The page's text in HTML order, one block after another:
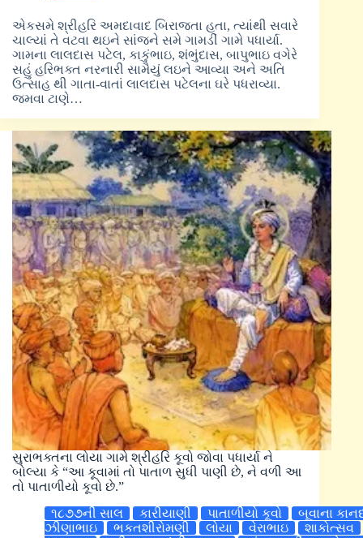
એકસમે શ્રીહરિ અમદાવાદ બિરાજતા હતા, ત્યાંથી સવારે
ચાલ્યાં તે વટવા થઇને સાંજને સમે ગામડીં ગામે પધાર્યા.
ગામના લાલદાસ પટેલ, કાકુંભાઇ, શંભુંદાસ, બાપુભાઇ વગેરે
સહું હરિભક્ત નરનારી સામૈયું લઇને આવ્યા અને અતિ
ઉત્સાહ થી ગાતા-વાતાં લાલદાસ પટેલના ઘરે પધરાવ્યા.
જમવા ટાણે…
સુરાભક્તના લોયા ગામે શ્રીહરિ કૂવો જોવા પધાર્યા ને
બોલ્યા કે “આ કૂવામાં તો પાતાળ સુધી પાણી છે, ને વળી આ
તો પાતાળીયો કૂવો છે.”
૧૮૭૭ની સાલ
કારીયાણી પાતાળીયો કૂવો
બૂવાના
ઝીણાભાઇ
ભકતશીરોમણી લોયા વેરાભાઇ
શાકોત્સવ